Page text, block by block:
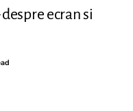
ecran si